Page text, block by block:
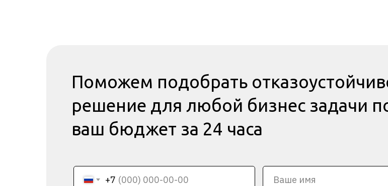
Поможем подобрать
решение для любой бизнес задачи
ваш бюджет за 24 часа
+7